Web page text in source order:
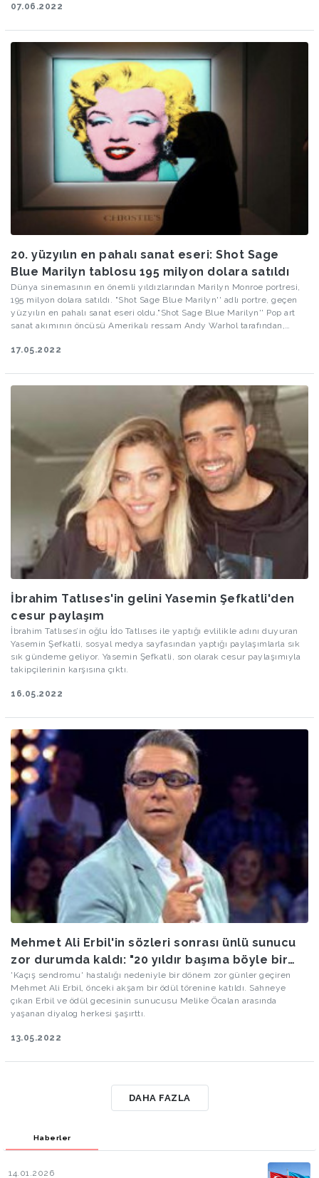
07.06.2022
20. yüzyılın en pahalı sanat eseri: Shot Sage
Blue Marilyn tablosu 195 milyon dolara satıldı
Dünya sinemasının en önemli yıldızlarından Marilyn Monroe portresi,
195 milyon dolara satıldı. "Shot Sage Blue Marilyn'' adlı portre, geçen
yüzyılın en pahalı sanat eseri oldu."Shot Sage Blue Marilyn'' Pop art
sanat akımının öncüsü Amerikalı ressam Andy Warhol tarafından,
17.05.2022
İbrahim Tatlıses'in gelini Yasemin Şefkatli'den
cesur paylaşım
İbrahim Tatlıses’in oğlu İdo Tatlıses ile yaptığı evlilikle adını duyuran
Yasemin Şefkatli, sosyal medya sayfasından yaptığı paylaşımlarla sık
sık gündeme geliyor. Yasemin Şefkatli, son olarak cesur paylaşımıyla
takipçilerinin karşısına çıktı.
16.05.2022
Mehmet Ali Erbil'in sözleri sonrası ünlü sunucu
zor durumda kaldı: "20 yıldır başıma böyle bir
şey gelmedi"
'Kaçış sendromu' hastalığı nedeniyle bir dönem zor günler geçiren
Mehmet Ali Erbil, önceki akşam bir ödül törenine katıldı. Sahneye
çıkan Erbil ve ödül gecesinin sunucusu Melike Öcalan arasında
yaşanan diyalog herkesi şaşırttı.
13.05.2022
DAHA FAZLA
Haberler
14.01.2026